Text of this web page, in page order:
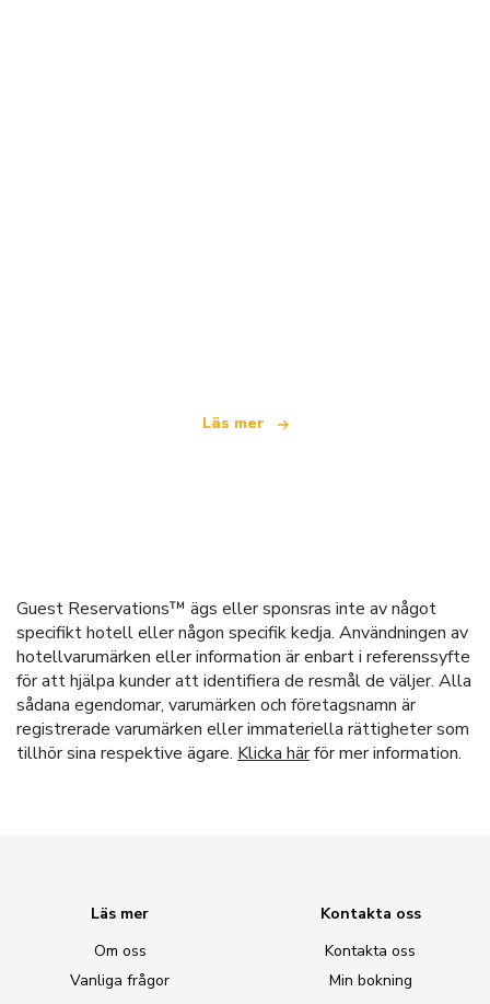
Läs mer
Guest Reservations™ ägs eller sponsras inte av något
specifikt hotell eller någon specifik kedja. Användningen av
hotellvarumärken eller information är enbart i referenssyfte
för att hjälpa kunder att identifiera de resmål de väljer. Alla
sådana egendomar, varumärken och företagsnamn är
registrerade varumärken eller immateriella rättigheter som
tillhör sina respektive ägare. Klicka härför mer information.
Läs mer
Om oss
Vanliga frågor
Kontakta oss
Kontakta oss
Min bokning